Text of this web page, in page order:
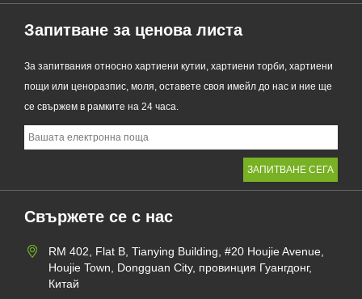
Запитване за ценова листа
За запитвания относно хартиени кутии, хартиени торби, хартиени
пощи или ценоразпис, моля, оставете своя имейл до нас и ние ще
се свържем в рамките на 24 часа.
Свържете се с нас
RM 402, Flat B, Tianying Building, #20 Houjie Avenue,
Houjie Town, Dongguan City, провинция Гуангдонг,
Китай